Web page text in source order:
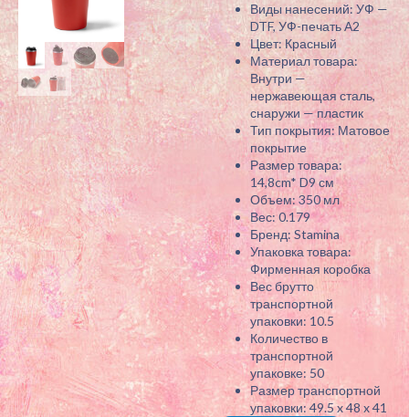
Виды нанесений: УФ —
DTF, УФ-печать А2
Цвет: Красный
Материал товара:
Внутри —
нержавеющая сталь,
снаружи — пластик
Тип покрытия: Матовое
покрытие
Размер товара:
14,8cm* D9 см
Объем: 350 мл
Вес: 0.179
Бренд: Stamina
Упаковка товара:
Фирменная коробка
Вес брутто
транспортной
упаковки: 10.5
Количество в
транспортной
упаковке: 50
Размер транспортной
упаковки: 49.5 x 48 x 41